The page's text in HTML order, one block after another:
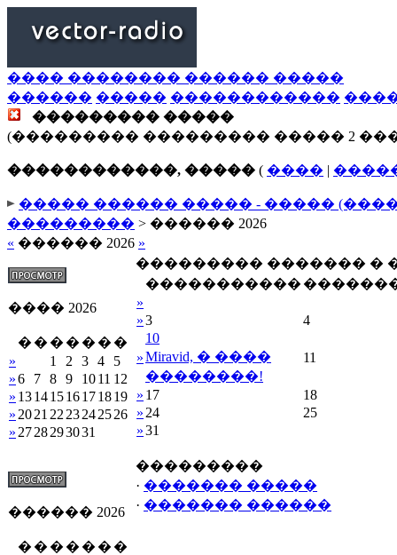
���� �������� ������ �����
������ ����� ������������
��������� �����
(��������� ��������� ����� 2
������������, ����� ( ���� |
����� ������ ����� - �����
��������� > ������ 2026
« ������ 2026 »
���� 2026
� � � � � � �
»
1 2 3 4
5
»6 7 8 9 1011 12
» 13141516171819
» 2021 22 23242526
» 2728293031
������ 2026
� � � � � � �
��������� ������� �
�����������
»
»3 4
»
10
Miravid, � ����
��������!
11
» 17
18
» 24
25
»31
���������
· ������� �����
· ������� ������